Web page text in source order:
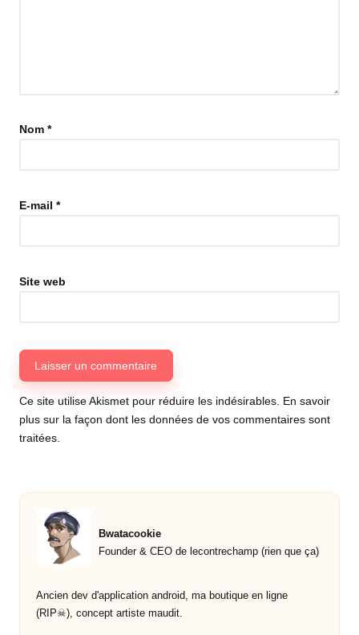
Nom *
E-mail *
Site web
Ce site utilise Akismet pour réduire les indésirables. En savoir
plus sur la façon dont les données de vos commentaires sont
traitées.
Bwatacookie
Founder & CEO de lecontrechamp (rien que ça)
Ancien dev d'application android, ma boutique en ligne
(RIP☠︎︎), concept artiste maudit.